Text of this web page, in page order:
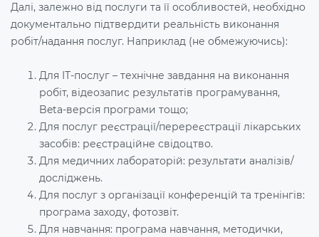
Далі, залежно від послуги та її особливостей, необхідно
документально підтвердити реальність виконання
робіт/надання послуг. Наприклад (не обмежуючись):
Для ІТ-послуг – технічне завдання на виконання
робіт, відеозапис результатів програмування,
Beta-версія програми тощо;
Для послуг реєстрації/перереєстрації лікарських
засобів: реєстраційне свідоцтво.
Для медичних лабораторій: результати аналізів/
досліджень.
Для послуг з організації конференцій та тренінгів:
програма заходу, фотозвіт.
Для навчання: програма навчання, методички,